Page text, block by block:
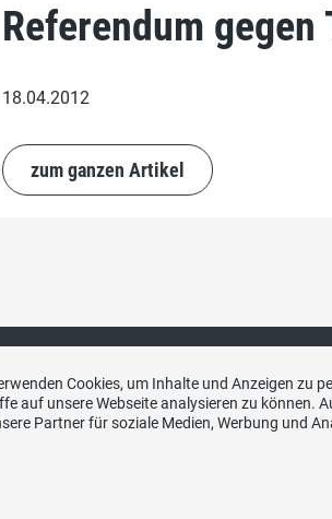
Referendum
18.04.2012
zum ganzen Artikel
Cookies, um Inhalte und Anzeigen zu
auf unsere Webseite analysieren zu können.
Partner für soziale Medien, Werbung und